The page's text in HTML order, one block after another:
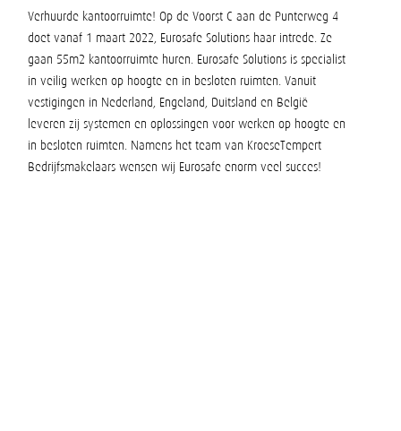
Verhuurde kantoorruimte! Op de Voorst C aan de Punterweg 4
doet vanaf 1 maart 2022, Eurosafe Solutions haar intrede. Ze
gaan 55m2 kantoorruimte huren. Eurosafe Solutions is specialist
in veilig werken op hoogte en in besloten ruimten. Vanuit
vestigingen in Nederland, Engeland, Duitsland en België
leveren zij systemen en oplossingen voor werken op hoogte en
in besloten ruimten. Namens het team van KroeseTempert
Bedrijfsmakelaars wensen wij Eurosafe enorm veel succes!